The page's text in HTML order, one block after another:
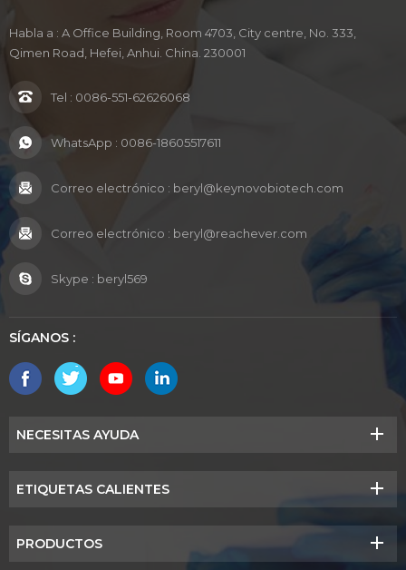
Habla a : A Office Building, Room 4703, City centre, No. 333,
Qimen Road, Hefei, Anhui. China. 230001
Tel : 0086-551-62626068
WhatsApp : 0086-18605517611
Correo electrónico : beryl@keynovobiotech.com
Correo electrónico : beryl@reachever.com
Skype : beryl569
SÍGANOS :
NECESITAS AYUDA
ETIQUETAS CALIENTES
PRODUCTOS